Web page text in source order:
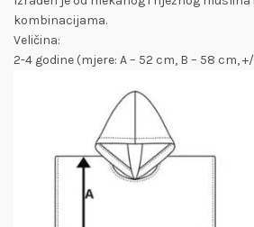
kombinacijama.
Veličina:
2-4 godine (mjere: A – 52 cm, B – 58 cm,